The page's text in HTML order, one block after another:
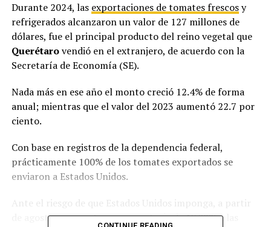
Durante 2024, las exportaciones de tomates frescosy
refrigerados alcanzaron un valor de 127 millones de
dólares, fue el principal producto del reino vegetal que
Querétarovendió en el extranjero, de acuerdo con la
Secretaría de Economía (SE).
Nada más en ese año el monto creció 12.4% de forma
anual; mientras que el valor del 2023 aumentó 22.7 por
ciento.
Con base en registros de la dependencia federal,
prácticamente 100% de los tomates exportados se
enviaron a Estados Unidos.
Ante el riesgo de que Estados Unidos imponga, a partir
de agosto, una cuota compensatoria de 17.09% a las